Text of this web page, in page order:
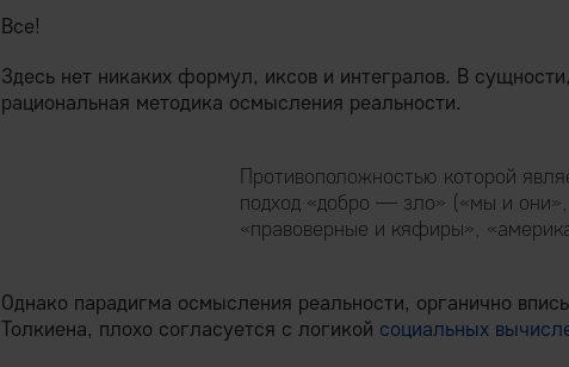
Все!
Здесь нет никаких формул, иксов и интегралов. В
рациональная методика осмысления реальности.
Противоположностью которой
подход «добро — зло» («мы и
«правоверные и кяфиры»,
Однако парадигма осмысления реальности, органично
Толкиена, плохо согласуется с логикой социальных